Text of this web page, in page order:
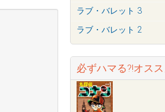
ラブ・バレット 3
ラブ・バレット 2
必ずハマる?!オス